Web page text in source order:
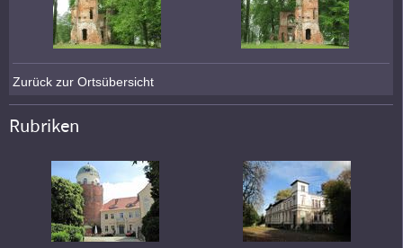
Zurück zur Ortsübersicht
Rubriken